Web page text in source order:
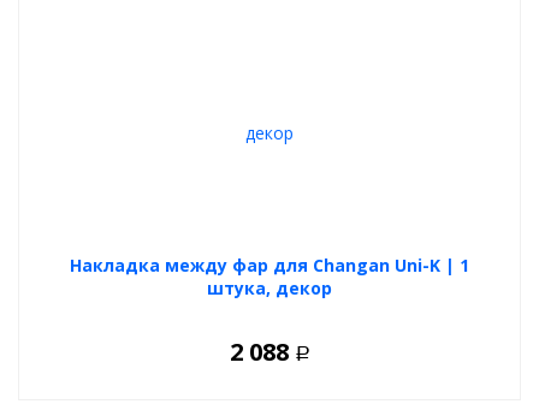
Накладка между фар для Changan Uni-K | 1
штука, декор
2 088 Р